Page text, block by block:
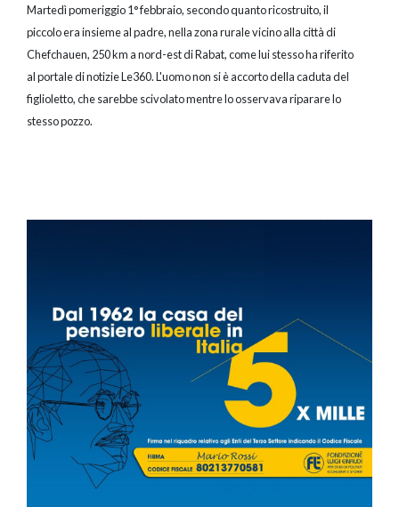
Martedì pomeriggio 1° febbraio, secondo quanto ricostruito, il
piccolo era insieme al padre, nella zona rurale vicino alla città di
Chefchauen, 250 km a nord-est di Rabat, come lui stesso ha riferito
al portale di notizie Le360. L'uomo non si è accorto della caduta del
figlioletto, che sarebbe scivolato mentre lo osservava riparare lo
stesso pozzo.